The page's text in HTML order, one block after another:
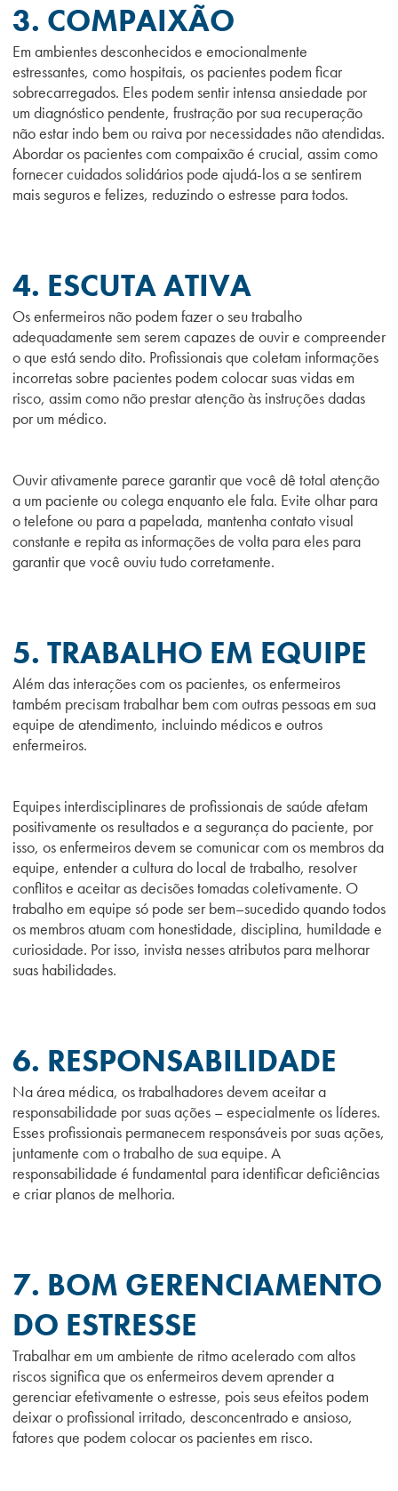
3. COMPAIXÃO
Em ambientes desconhecidos e emocionalmente
estressantes, como hospitais, os pacientes podem ficar
sobrecarregados. Eles podem sentir intensa ansiedade por
um diagnóstico pendente, frustração por sua recuperação
não estar indo bem ou raiva por necessidades não atendidas.
Abordar os pacientes com compaixão é crucial, assim como
fornecer cuidados solidários pode ajudá-los a se sentirem
mais seguros e felizes, reduzindo o estresse para todos.
4. ESCUTA ATIVA
Os enfermeiros não podem fazer o seu trabalho
adequadamente sem serem capazes de ouvir e compreender
o que está sendo dito. Profissionais que coletam informações
incorretas sobre pacientes podem colocar suas vidas em
risco, assim como não prestar atenção às instruções dadas
por um médico.
Ouvir ativamente parece garantir que você dê total atenção
a um paciente ou colega enquanto ele fala. Evite olhar para
o telefone ou para a papelada, mantenha contato visual
constante e repita as informações de volta para eles para
garantir que você ouviu tudo corretamente.
5. TRABALHO EM EQUIPE
Além das interações com os pacientes, os enfermeiros
também precisam trabalhar bem com outras pessoas em sua
equipe de atendimento, incluindo médicos e outros
enfermeiros.
Equipes interdisciplinares de profissionais de saúde afetam
positivamente os resultados e a segurança do paciente, por
isso, os enfermeiros devem se comunicar com os membros da
equipe, entender a cultura do local de trabalho, resolver
conflitos e aceitar as decisões tomadas coletivamente. O
trabalho em equipe só pode ser bem–sucedido quando todos
os membros atuam com honestidade, disciplina, humildade e
curiosidade. Por isso, invista nesses atributos para melhorar
suas habilidades.
6. RESPONSABILIDADE
Na área médica, os trabalhadores devem aceitar a
responsabilidade por suas ações – especialmente os líderes.
Esses profissionais permanecem responsáveis ​​por suas ações,
juntamente com o trabalho de sua equipe. A
responsabilidade é fundamental para identificar deficiências
e criar planos de melhoria.
7. BOM GERENCIAMENTO
DO ESTRESSE
Trabalhar em um ambiente de ritmo acelerado com altos
riscos significa que os enfermeiros devem aprender a
gerenciar efetivamente o estresse, pois seus efeitos podem
deixar o profissional irritado, desconcentrado e ansioso,
fatores que podem colocar os pacientes em risco.